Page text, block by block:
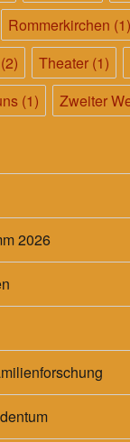
Rommerkirchen (1)
(2) Theater (1)
(1) Zweiter
2026